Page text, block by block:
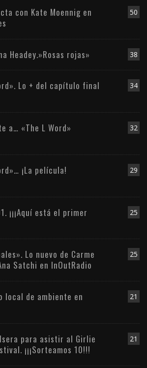
50
con Kate Moennig en
38
Headey.»Rosas rojas»
34
Lo + del capítulo final
32
a… «The L Word»
29
¡La película!
25
¡¡¡Aquí está el primer
25
Lo nuevo de Carme
Satchi en InOutRadio
21
local de ambiente en
21
para asistir al Girlie
¡¡¡Sorteamos 10!!!